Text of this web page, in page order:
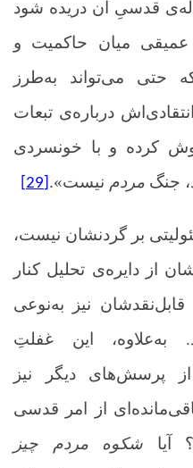
قدسیِ آن دریده شود
میان حاکمیت و
حتی می‌تواند به‌طرز
درباره‌ی تبعات
کرده و با خونسردی
جنگ مردم نیست».
بر گردنشان نیست،
از دایره‌ی تحلیل کنار
نیز به‌نوعی
این غفلتِ
پرسش‌های دیگر نیز
از امر قدسی
آیا شکوه مردم چیز